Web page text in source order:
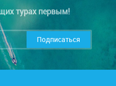
турах первым!
Подписаться